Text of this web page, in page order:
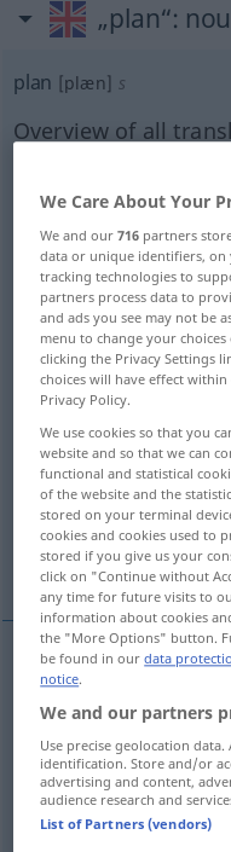
„plan“:
plan [plæn] s
Overview of all
Spiel-, Wirtschafts-,
Projekt
Verfahren, Weg,
StadtPlan
Grundriss,
MaßZeichnung, Riss
Vorhaben, Absicht
(Spiel-,
Entwurfm plan
Projektn plan
We Care About Your
We and our716 partners
data or unique identifiers, on
tracking technologies to
partners process data to
and ads you see may not be
menu to change your
clicking the Privacy Settings
choices will have effect
Privacy Policy.
We use cookies so that you
website and so that we can
functional and statistical
of the website and the
stored on your terminal
cookies and cookies used to
stored if you give us your
click on "Continue without
any time for future visits to
information about cookies
the "More Options" button.
be found in ourdata
notice.
We and our partners
Use precise geolocation
identification. Store and/or
advertising and content,
audience research and
List of Partners (vendors)